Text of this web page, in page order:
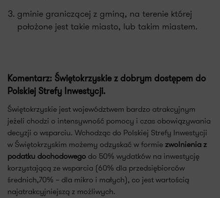
gminie graniczącej z gminą, na terenie której
położone jest takie miasto, lub takim miastem.
Komentarz: Świętokrzyskie z dobrym dostępem do
Polskiej Strefy Inwestycji.
Świętokrzyskie jest województwem bardzo atrakcyjnym
jeżeli chodzi o intensywność pomocy i czas obowiązywania
decyzji o wsparciu. Wchodząc do Polskiej Strefy Inwestycji
w Świętokrzyskim możemy odzyskać w formiezwolnienia z
podatku dochodowego do 50% wydatków na inwestycję
korzystającą ze wsparcia (60% dla przedsiębiorców
średnich,70% – dla mikro i małych), co jest wartością
najatrakcyjniejszą z możliwych.